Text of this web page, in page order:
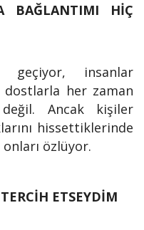
BAĞLANTIMI HİÇ
geçiyor, insanlar
dostlarla her zaman
Ancak kişiler
hissettiklerinde
onları özlüyor.
ETSEYDİM